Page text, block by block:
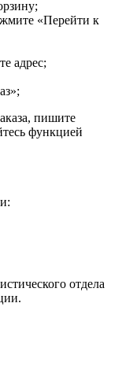
«Перейти к
адрес;
пишите
функцией
отдела